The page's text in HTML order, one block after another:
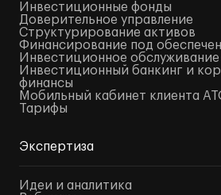
Инвестиционные фонды
Доверительное управление
Структурирование активов
Финансирование под
Инвестиционное обслуживание
Инвестиционный банкинг и
финансы
Мобильный кабинет клиента
Тарифы
Экспертиза
Идеи и аналитика